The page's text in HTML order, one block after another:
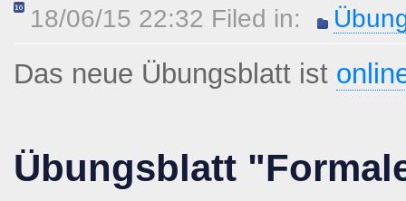
18/06/15 22:32 Filed in:
Das neue Übungsblatt ist
Übungsblatt